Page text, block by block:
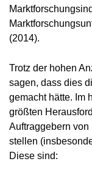
(2014).
Trotz der hohen
sagen, dass dies
gemacht hätte. Im
größten
Auftraggebern
stellen
Diese sind: